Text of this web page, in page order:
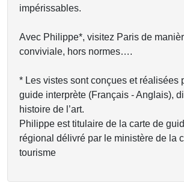
impérissables.
Avec Philippe*, visitez Paris de
conviviale, hors normes….
* Les vistes sont conçues et réalisées
guide interprète (Français - Anglais),
histoire de l’art.
Philippe est titulaire de la carte de
régional délivré par le ministère de la
tourisme